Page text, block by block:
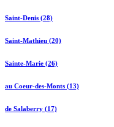
Saint-Denis (28)
Saint-Mathieu (20)
Sainte-Marie (26)
au Coeur-des-Monts (13)
de Salaberry (17)